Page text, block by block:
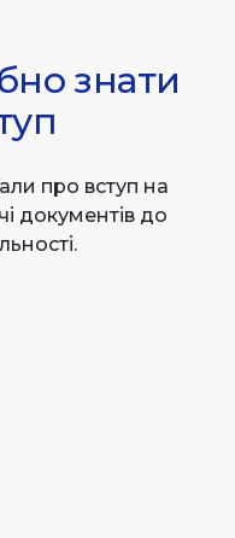
знати
про вступ на
документів до